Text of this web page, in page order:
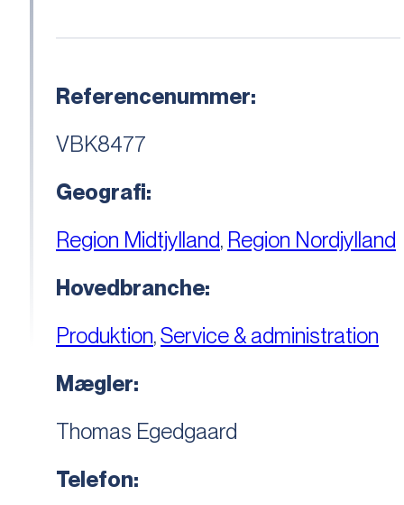
Referencenummer:
VBK8477
Geografi:
Region Midtjylland, Region Nordjylland
Hovedbranche:
Produktion,Service & administration
Mægler:
Thomas Egedgaard
Telefon: